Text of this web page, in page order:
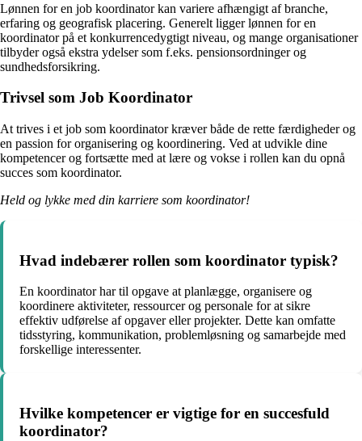
Lønnen for en job koordinator kan variere afhængigt af branche,
erfaring og geografisk placering. Generelt ligger lønnen for en
koordinator på et konkurrencedygtigt niveau, og mange organisationer
tilbyder også ekstra ydelser som f.eks. pensionsordninger og
sundhedsforsikring.
Trivsel som Job Koordinator
At trives i et job som koordinator kræver både de rette færdigheder og
en passion for organisering og koordinering. Ved at udvikle dine
kompetencer og fortsætte med at lære og vokse i rollen kan du opnå
succes som koordinator.
Held og lykke med din karriere som koordinator!
Hvad indebærer rollen som koordinator typisk?
En koordinator har til opgave at planlægge, organisere og
koordinere aktiviteter, ressourcer og personale for at sikre
effektiv udførelse af opgaver eller projekter. Dette kan omfatte
tidsstyring, kommunikation, problemløsning og samarbejde med
forskellige interessenter.
Hvilke kompetencer er vigtige for en succesfuld
koordinator?